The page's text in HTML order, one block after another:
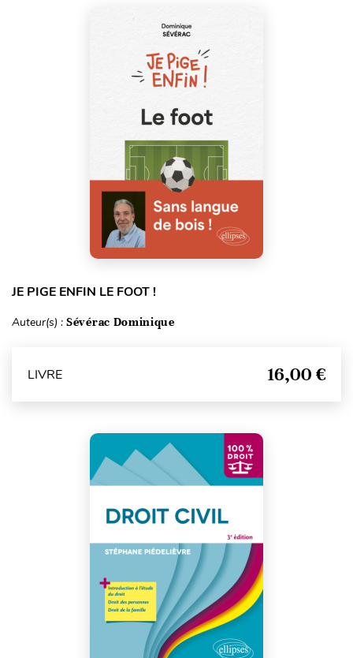
JE PIGE ENFIN LE FOOT !
Auteur(s) : Sévérac Dominique
LIVRE 16,00 €